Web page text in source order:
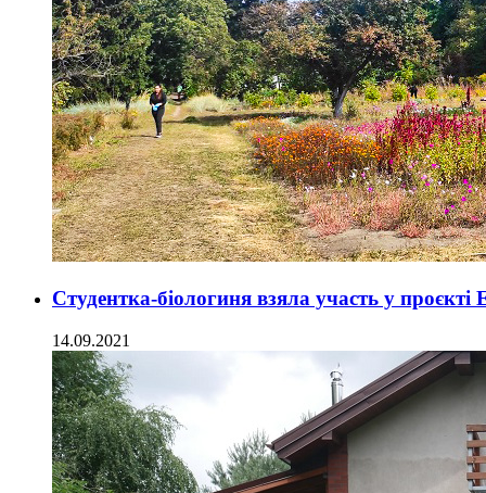
Студентка-біологиня взяла участь у проєкті
14.09.2021